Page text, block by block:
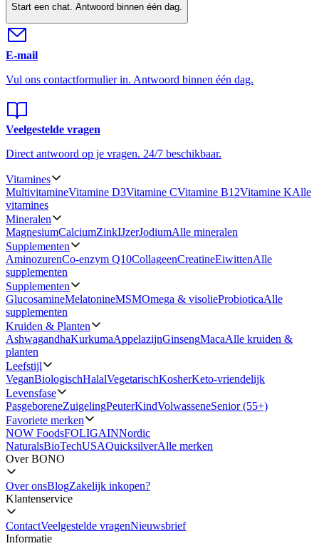
Start een chat. Antwoord binnen één dag.
E-mail
Vul ons contactformulier in. Antwoord binnen één dag.
Veelgestelde vragen
Direct antwoord op je vragen. 24/7 beschikbaar.
Vitamines
MultivitamineVitamine D3Vitamine CVitamine B12Vitamine KAlle
vitamines
Mineralen
MagnesiumCalciumZinkIJzerJodiumAlle mineralen
Supplementen
AminozurenCo-enzym Q10CollageenCreatineEiwittenAlle
supplementen
Supplementen
GlucosamineMelatonineMSMOmega & visolieProbioticaAlle
supplementen
Kruiden & Planten
AshwagandhaKurkumaAppelazijnGinsengMacaAlle kruiden &
planten
Leefstijl
VeganBiologischHalalVegetarischKosherKeto-vriendelijk
Levensfase
PasgeboreneZuigelingPeuterKindVolwasseneSenior (55+)
Favoriete merken
NOW FoodsFOLIGAINNordic
NaturalsBioTechUSAQuicksilverAlle merken
Over BONO
Over onsBlogZakelijk inkopen?
Klantenservice
ContactVeelgestelde vragenNieuwsbrief
Informatie